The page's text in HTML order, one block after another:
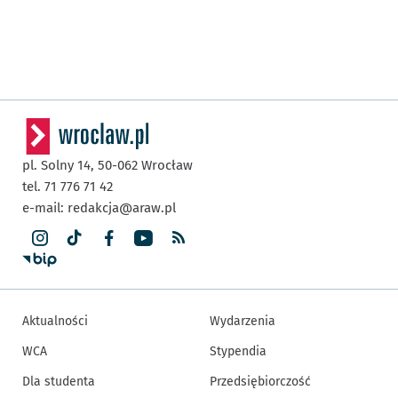
pl. Solny 14, 50-062 Wrocław
tel. 71 776 71 42
e-mail: redakcja@araw.pl
Aktualności
WCA
Dla studenta
Wydarzenia
Stypendia
Przedsiębiorczość